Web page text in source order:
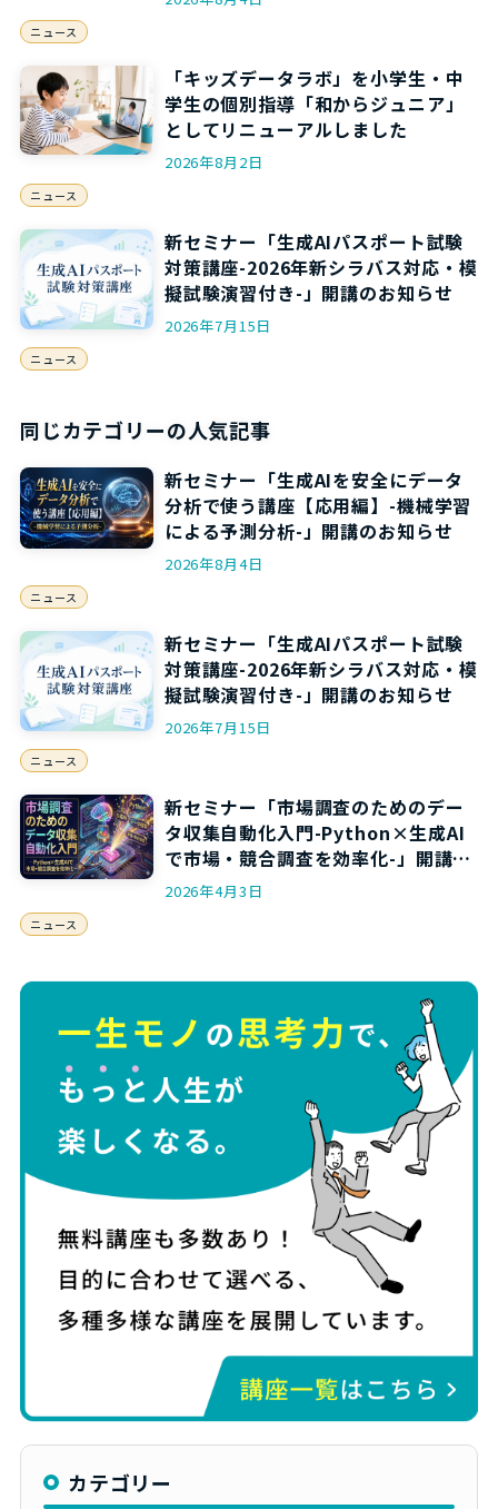
ニュース
「キッズデータラボ」を小学生・中
学生の個別指導「和からジュニア」
としてリニューアルしました
2026年8月2日
ニュース
新セミナー「生成AIパスポート試験
対策講座-2026年新シラバス対応・模
擬試験演習付き-」開講のお知らせ
2026年7月15日
ニュース
同じカテゴリーの人気記事
新セミナー「生成AIを安全にデータ
分析で使う講座【応用編】-機械学習
による予測分析-」開講のお知らせ
2026年8月4日
ニュース
新セミナー「生成AIパスポート試験
対策講座-2026年新シラバス対応・模
擬試験演習付き-」開講のお知らせ
2026年7月15日
ニュース
新セミナー「市場調査のためのデー
タ収集自動化入門-Python×生成AI
で市場・競合調査を効率化-」開講の
お知らせ
2026年4月3日
ニュース
カテゴリー